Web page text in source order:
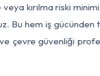
kırılma riski
Bu hem iş
ve çevre güvenliği